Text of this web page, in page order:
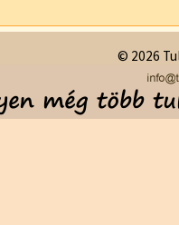
© 2026